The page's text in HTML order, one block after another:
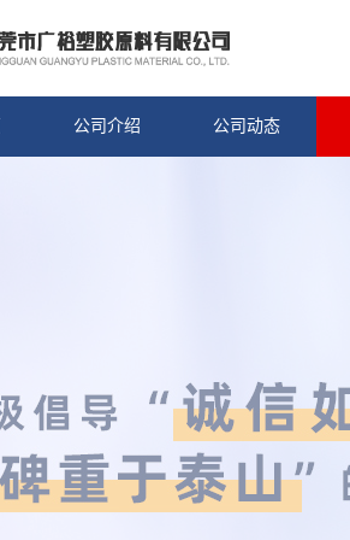
公司介绍 公司动态